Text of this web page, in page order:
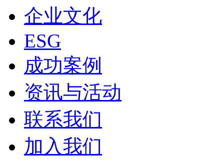
企业文化
ESG
成功案例
资讯与活动
联系我们
加入我们